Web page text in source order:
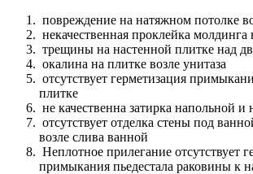
повреждение на натяжном потолке
некачественная проклейка молдинга
трещины на настенной плитке над
окалина на плитке возле унитаза
отсутствует герметизация
плитке
не качественна затирка напольной и
отсутствует отделка стены под
возле слива ванной
Неплотное прилегание отсутствует
примыкания пьедестала раковины к